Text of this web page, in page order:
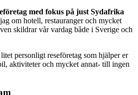
med fokus på just Sydafrika
om hotell, restauranger och mycket
skildrar vår vardag både i Sverige och
personligt reseföretag som hjälper er
aktiviteter och mycket annat- till ingen